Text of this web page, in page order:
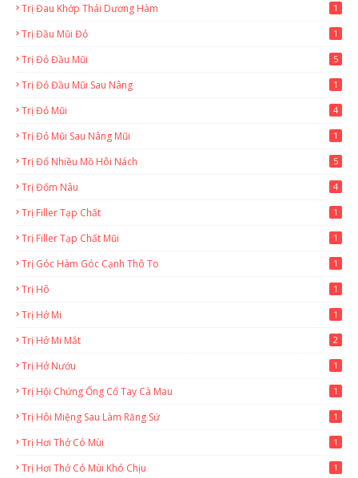
Trị Đau Khớp Thái Dương Hàm 1
Trị Đầu Mũi Đỏ 1
Trị Đỏ Đầu Mũi 5
Trị Đỏ Đầu Mũi Sau Nâng 1
Trị Đỏ Mũi 4
Trị Đỏ Mũi Sau Nâng Mũi 1
Trị Đổ Nhiều Mồ Hôi Nách 5
Trị Đốm Nâu 4
Trị Filler Tạp Chất 1
Trị Filler Tạp Chất Mũi 1
Trị Góc Hàm Góc Cạnh Thô To 1
Trị Hô 1
Trị Hở Mi 1
Trị Hở Mi Mắt 2
Trị Hở Nướu 1
Trị Hội Chứng Ống Cổ Tay Cà Mau 1
Trị Hôi Miệng Sau Làm Răng Sứ 1
Trị Hơi Thở Có Mùi 1
Trị Hơi Thở Có Mùi Khó Chịu 1